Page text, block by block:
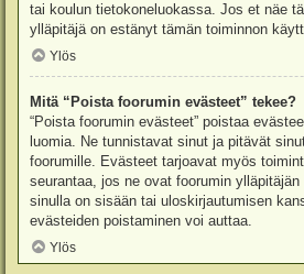
tai koulun tietokoneluokassa. Jos et näe
ylläpitäjä on estänyt tämän toiminnon
Ylös
Mitä “Poista foorumin evästeet” tekee?
“Poista foorumin evästeet” poistaa
luomia. Ne tunnistavat sinut ja pitävät
foorumille. Evästeet tarjoavat myös
seurantaa, jos ne ovat foorumin
sinulla on sisään tai uloskirjautumisen
evästeiden poistaminen voi auttaa.
Ylös